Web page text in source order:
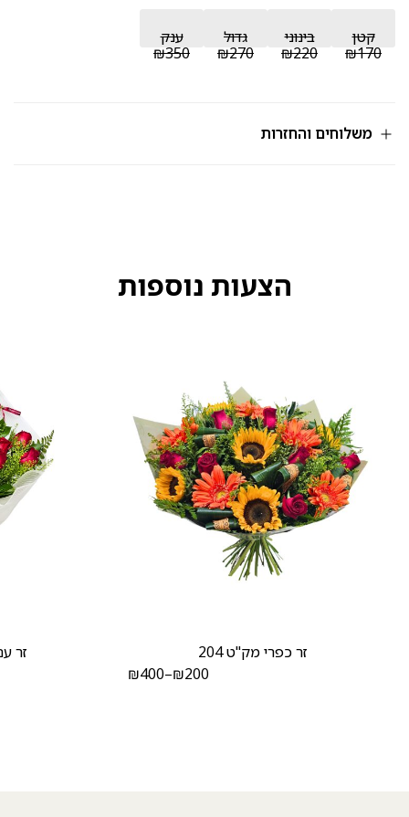
קטן
₪170
בינוני
₪220
גדול
₪270
ענק
₪350
משלוחים והחזרות
הצעות נוספות
זר כפרי מק"ט 204
₪200
–
₪400
זר